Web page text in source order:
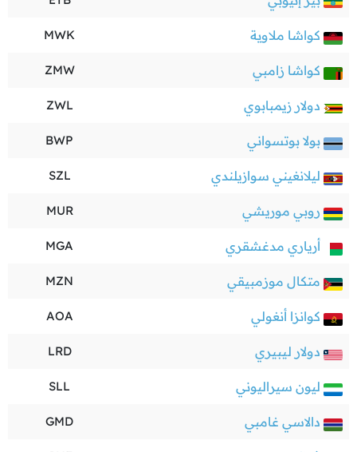
كواشا ملاوية MWK
كواشا زامبي ZMW
دولار زيمبابوي ZWL
بولا بوتسواني BWP
ليلانغيني سوازيلندي SZL
روبي موريشي MUR
أرياري مدغشقري MGA
متكال موزمبيقي MZN
كوانزا أنغولي AOA
دولار ليبيري LRD
ليون سيراليوني SLL
دالاسي غامبي GMD